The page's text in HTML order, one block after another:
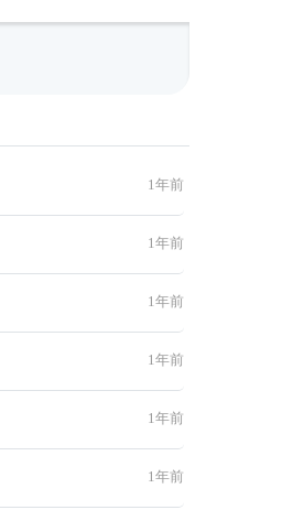
1年前
1年前
1年前
1年前
1年前
1年前